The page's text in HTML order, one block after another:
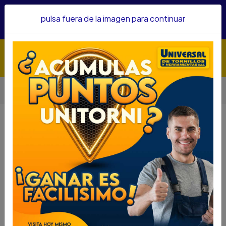
confianza&nbsp;Recibe un KIT PARRILLERO por compras
Inicio
Herramientas
COMPRESIMETRO STANLEY 300 PSI RF-79033
COMPRESIMETRO STANLEY 300 PSI
COMPRESIMETRO STANLEY 300 PSI RF-79033
SKU....43680120
DESCRIPCIÓN....
pulsa fuera de la imagen para continuar